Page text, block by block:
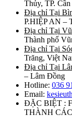
Thủy, TP.
Địa chỉ Tại
P.HIỆP AN
Địa chỉ Tại
Thành phố
Địa chỉ Tại
Trăng, Việt
Địa chỉ Tại
– Lâm Đồng
Hotline: 036
Email:
ĐẶC BIỆT :
THÀNH